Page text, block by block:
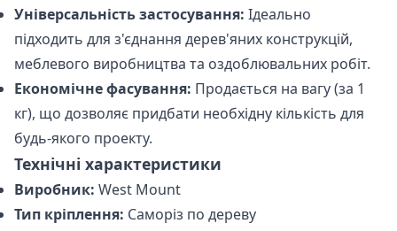
Універсальність застосування: Ідеально
підходить для з'єднання дерев'яних конструкцій,
меблевого виробництва та оздоблювальних робіт.
Економічне фасування: Продається на вагу (за 1
кг), що дозволяє придбати необхідну кількість для
будь-якого проекту.
Технічні характеристики
Виробник: West Mount
Тип кріплення: Саморіз по дереву